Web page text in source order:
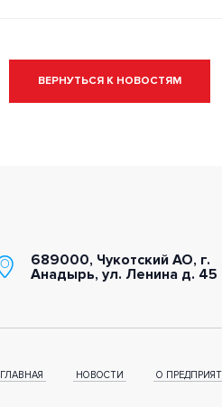
ВЕРНУТЬСЯ К НОВОСТЯМ
689000, Чукотский АО, г.
Анадырь, ул. Ленина д. 45
ГЛАВНАЯ НОВОСТИ О